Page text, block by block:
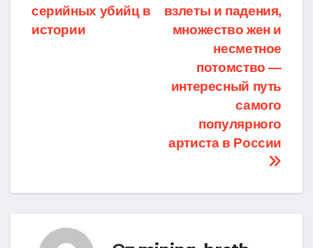
взлеты и падения,
множество жен и
несметное
потомство —
интересный путь
самого
популярного
артиста в России
серийных убийц в
истории